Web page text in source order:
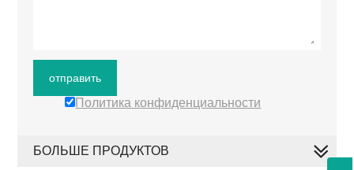
отправить
Политика конфиденциальности
БОЛЬШЕ ПРОДУКТОВ